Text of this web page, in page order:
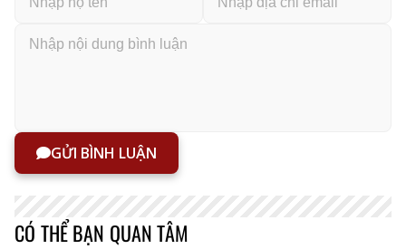
GỬI BÌNH LUẬN
CÓ THỂ BẠN QUAN TÂM